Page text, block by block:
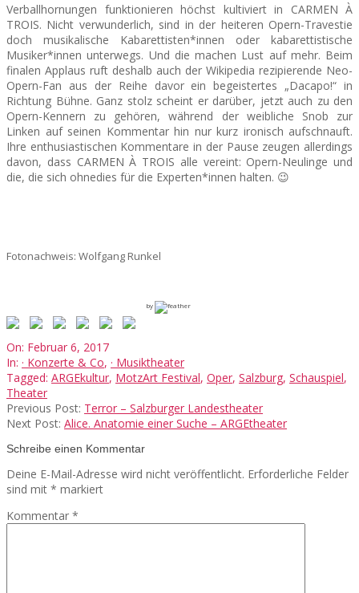
Verballhornungen funktionieren höchst kultiviert in CARMEN À
TROIS. Nicht verwunderlich, sind in der heiteren Opern-Travestie
doch musikalische Kabarettisten*innen oder kabarettistische
Musiker*innen unterwegs. Und die machen Lust auf mehr. Beim
finalen Applaus ruft deshalb auch der Wikipedia rezipierende Neo-
Opern-Fan aus der Reihe davor ein begeistertes „Dacapo!“ in
Richtung Bühne. Ganz stolz scheint er darüber, jetzt auch zu den
Opern-Kennern zu gehören, während der weibliche Snob zur
Linken auf seinen Kommentar hin nur kurz ironisch aufschnauft.
Ihre enthusiastischen Kommentare in der Pause zeugen allerdings
davon, dass CARMEN À TROIS alle vereint: Opern-Neulinge und
die, die sich ohnedies für die Experten*innen halten. 😉
Fotonachweis: Wolfgang Runkel
by
2017-
02-
06
On: Februar 6, 2017
In: · Konzerte & Co, · Musiktheater
Tagged: ARGEkultur, MotzArt Festival, Oper, Salzburg, Schauspiel,
Theater
Previous Post: Terror – Salzburger Landestheater
Next Post: Alice. Anatomie einer Suche – ARGEtheater
Schreibe einen Kommentar
Deine E-Mail-Adresse wird nicht veröffentlicht. Erforderliche Felder
sind mit * markiert
Kommentar *